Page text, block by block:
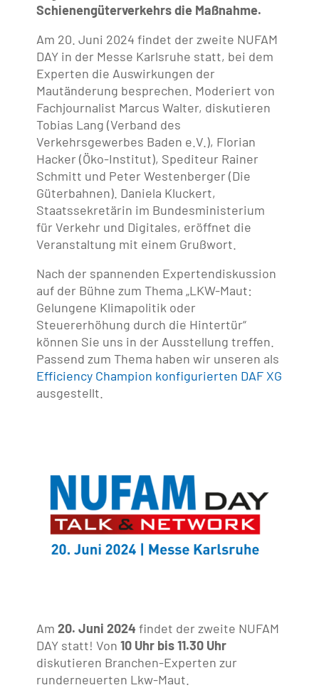
Schienengüterverkehrs die Maßnahme.
Am 20. Juni 2024 findet der zweite NUFAM
DAY in der Messe Karlsruhe statt, bei dem
Experten die Auswirkungen der
Mautänderung besprechen. Moderiert von
Fachjournalist Marcus Walter, diskutieren
Tobias Lang (Verband des
Verkehrsgewerbes Baden e.V.), Florian
Hacker (Öko-Institut), Spediteur Rainer
Schmitt und Peter Westenberger (Die
Güterbahnen). Daniela Kluckert,
Staatssekretärin im Bundesministerium
für Verkehr und Digitales, eröffnet die
Veranstaltung mit einem Grußwort.
Nach der spannenden Expertendiskussion
auf der Bühne zum Thema „LKW-Maut:
Gelungene Klimapolitik oder
Steuererhöhung durch die Hintertür“
können Sie uns in der Ausstellung treffen.
Passend zum Thema haben wir unseren als
Efficiency Champion konfigurierten DAF XG
ausgestellt.
Am 20. Juni 2024 findet der zweite NUFAM
DAY statt! Von 10 Uhr bis 11.30 Uhr
diskutieren Branchen-Experten zur
runderneuerten Lkw-Maut.